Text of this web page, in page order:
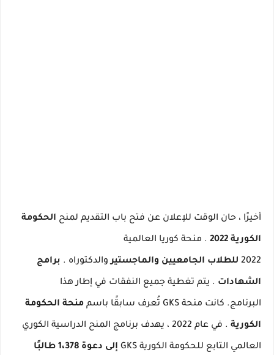
أخيرًا ، حان الوقت للإعلان عن فتح باب التقديم لمنح الحكومة
الكورية 2022 . منحة كوريا العالمية
2022 للطلاب الجامعيين والماجستيروالدكتوراه . برامج
الشهادات . يتم تغطية جميع النفقات في إطار هذا
البرنامج. كانت منحة GKS تُعرف سابقًا باسم منحة الحكومة
الكورية . في عام 2022 ، يهدف برنامج المنح الدراسية الكوري
العالمي التابع للحكومة الكورية GKS إلى دعوة 1،378 طالبًا